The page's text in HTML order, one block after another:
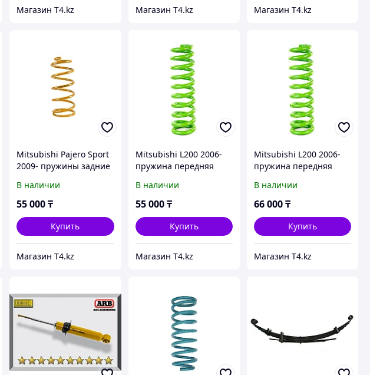
Магазин T4.kz Магазин T4.kz Магазин T4.kz
Mitsubishi Pajero Sport
2009- пружины задние
см. Доп нагрузка 300 кг
постоянно - TOUGH
В наличии
55 000₸
Купить
Магазин T4.kz
Mitsubishi L200 2006-
пружина передняя
см. Доп нагрузка 50 кг -
IRONMAN 4X4
В наличии
55 000 ₸
Купить
Магазин T4.kz
Mitsubishi L200 2006-
пружина передняя
Доп нагрузка 80-110 кг
- IRONMAN 4X4
В наличии
66 000₸
Купить
Магазин T4.kz